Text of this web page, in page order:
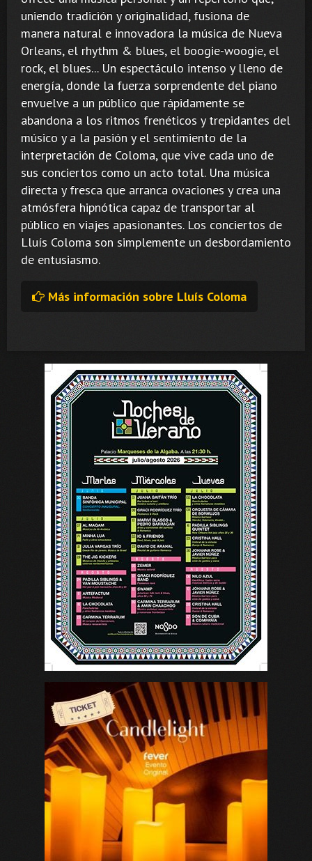
uniendo tradición y originalidad, fusiona de
manera natural e innovadora la música de Nueva
Orleans, el rhythm & blues, el boogie-woogie, el
rock, el blues... Un espectáculo intenso y lleno de
energía, donde la fuerza sorprendente del piano
envuelve a un público que rápidamente se
abandona a los ritmos frenéticos y trepidantes del
músico y a la pasión y el sentimiento de la
interpretación de Coloma, que vive cada uno de
sus conciertos como un acto total. Una música
directa y fresca que arranca ovaciones y crea una
atmósfera hipnótica capaz de transportar al
público en viajes apasionantes. Los conciertos de
Lluís Coloma son simplemente un desbordamiento
de entusiasmo.
Más información sobre Lluís Coloma